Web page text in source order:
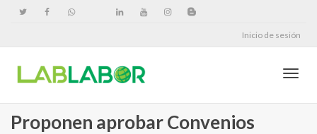
Inicio de sesión
Proponen aprobar Convenios